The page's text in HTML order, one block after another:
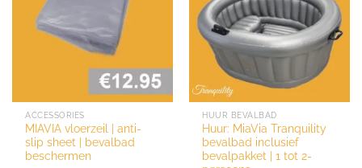
ACCESSORIES
MIAVIA vloerzeil | anti-
slip sheet | bevalbad
beschermen
HUUR BEVALBAD
Huur: MiaVia Tranquility
bevalbad inclusief
bevalpakket | 1 tot 2-